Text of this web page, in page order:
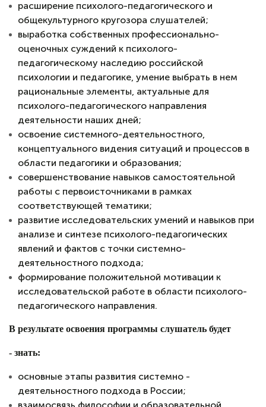
расширение психолого-педагогического и
общекультурного кругозора слушателей;
выработка собственных профессионально-
оценочных суждений к психолого-
педагогическому наследию российской
психологии и педагогике, умение выбрать в нем
рациональные элементы, актуальные для
психолого-педагогического направления
деятельности наших дней;
освоение системного-деятельностного,
концептуального видения ситуаций и процессов в
области педагогики и образования;
совершенствование навыков самостоятельной
работы с первоисточниками в рамках
соответствующей тематики;
развитие исследовательских умений и навыков при
анализе и синтезе психолого-педагогических
явлений и фактов с точки системно-
деятельностного подхода;
формирование положительной мотивации к
исследовательской работе в области психолого-
педагогического направления.
В результате освоения программы слушатель будет
- знать:
основные этапы развития системно -
деятельностного подхода в России;
взаимосвязь философии и образовательной